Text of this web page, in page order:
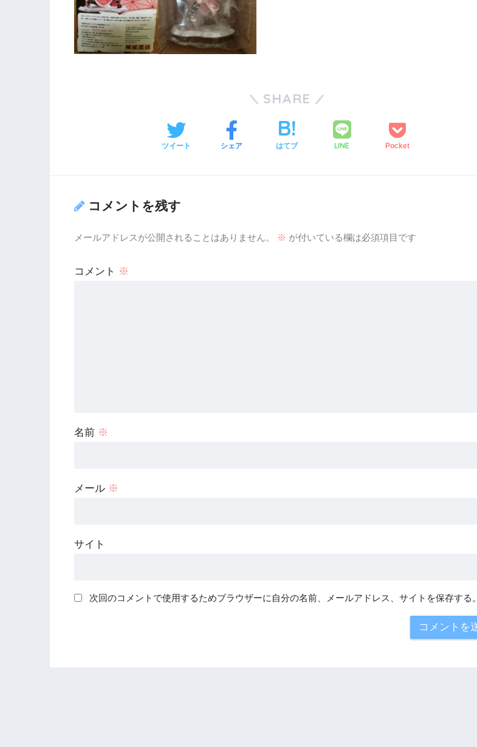
SHARE
ツイート シェア はてブ LINE Pocket
コメントを残す
メールアドレスが公開されることはありません。 ※ が付いている欄は必須項目です
コメント ※
名前 ※
メール ※
サイト
次回のコメントで使用するためブラウザーに自分の名前、メールアドレス、サイトを保存する。